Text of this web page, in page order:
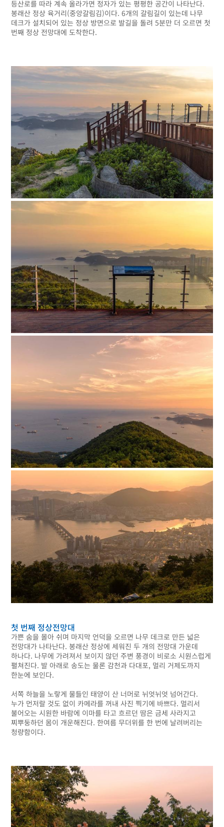
등산로를 따라 계속 올라가면 정자가 있는 평평한 공간이 나타난다.
봉래산 정상 육거리(중앙갈림김)이다. 6개의 갈림길이 있는데 나무
데크가 설치되어 있는 정상 방면으로 발길을 돌려 5분만 더 오르면 첫
번째 정상 전망대에 도착한다.
첫 번째 정상전망대
가쁜 숨을 몰아 쉬며 마지막 언덕을 오르면 나무 데크로 만든 넓은
전망대가 나타난다. 봉래산 정상에 세워진 두 개의 전망대 가운데
하나다. 나무에 가려져서 보이지 않던 주변 풍경이 비로소 시원스럽게
펼쳐진다. 발 아래로 송도는 물론 감천과 다대포, 멀리 거제도까지
한눈에 보인다.
서쪽 하늘을 노랗게 물들인 태양이 산 너머로 뉘엇뉘엇 넘어간다.
누가 먼저랄 것도 없이 카메라를 꺼내 사진 찍기에 바쁘다. 멀리서
불어오는 시원한 바람에 이마를 타고 흐르던 땀은 금세 사라지고
찌뿌둥하던 몸이 개운해진다. 한여름 무더위를 한 번에 날려버리는
청량함이다.